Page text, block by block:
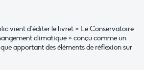
vient d’éditer le livret « Le Conservatoire
climatique » conçu comme un
apportant des éléments de réflexion sur